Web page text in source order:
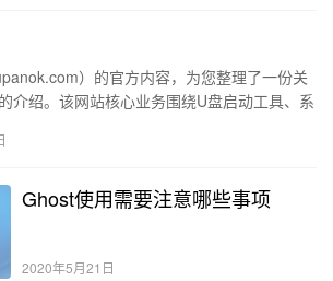
）的官方内容，为您整理了一份关
介绍。该网站核心业务围绕U盘启动工具、系
Ghost使用需要注意哪些事项
2020年5月21日